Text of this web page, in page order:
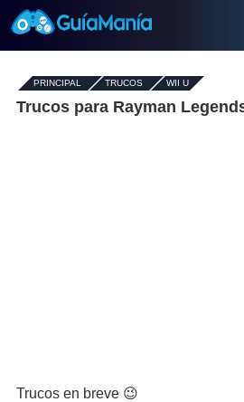
PRINCIPAL - TRUCOS- WII U
Trucos para Rayman
Trucos en breve 😉